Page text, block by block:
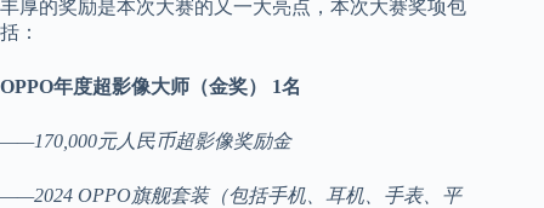
丰厚的奖励是本次大赛的又一大亮点，本次大赛奖项包
括：
OPPO年度超影像大师（金奖） 1名
——170,000元人民币超影像奖励金
——2024 OPPO旗舰套装（包括手机、耳机、手表、平